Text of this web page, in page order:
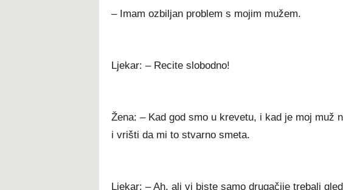
– Imam ozbiljan problem s mojim mužem.
Ljekar: – Recite slobodno!
Žena: – Kad god smo u krevetu, i kad je moj muž
i vrišti da mi to stvarno smeta.
Ljekar: – Ah, ali vi biste samo drugačije trebali